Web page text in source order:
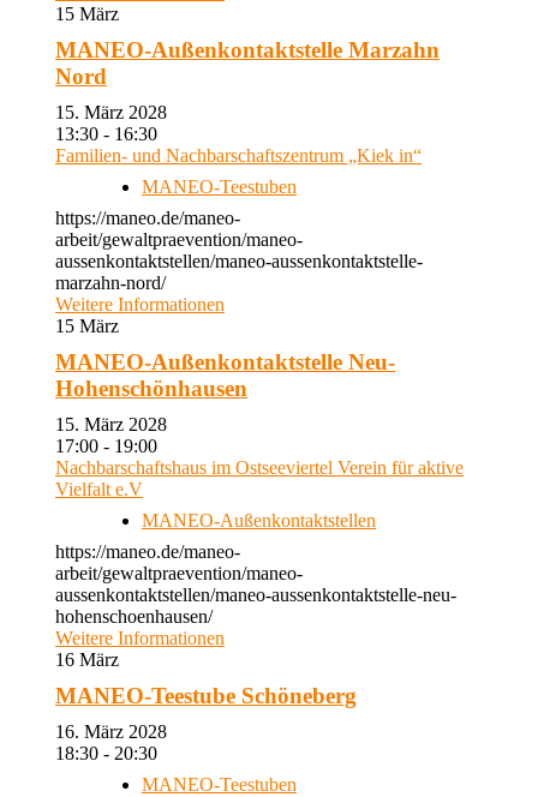
15 März
MANEO-Außenkontaktstelle Marzahn
Nord
15. März 2028
13:30 - 16:30
Familien- und Nachbarschaftszentrum „Kiek in“
MANEO-Teestuben
https://maneo.de/maneo-
arbeit/gewaltpraevention/maneo-
aussenkontaktstellen/maneo-aussenkontaktstelle-
marzahn-nord/
Weitere Informationen
15 März
MANEO-Außenkontaktstelle Neu-
Hohenschönhausen
15. März 2028
17:00 - 19:00
Nachbarschaftshaus im Ostseeviertel Verein für aktive
Vielfalt e.V
MANEO-Außenkontaktstellen
https://maneo.de/maneo-
arbeit/gewaltpraevention/maneo-
aussenkontaktstellen/maneo-aussenkontaktstelle-neu-
hohenschoenhausen/
Weitere Informationen
16 März
MANEO-Teestube Schöneberg
16. März 2028
18:30 - 20:30
MANEO-Teestuben